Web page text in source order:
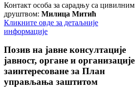
Контакт особа за сарадњу са цивилним
друштвом: Милица Митић
Кликните овде за детаљније
информације
Позив на јавне консултације
јавност, органе и организације
заинтересоване за План
управљања заштитом